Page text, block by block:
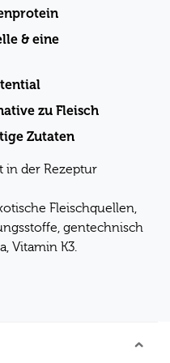
& eine
zu Fleisch
Zutaten
in der Rezeptur
Fleischquellen,
gentechnisch
Vitamin K3.